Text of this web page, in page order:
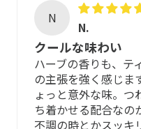
たハーブのみ使用。
ク）や有機栽培の認証マ
リエン品質」こそが私た
※ESCOP (European
Phytotherapy)は、欧州
HMPC (Committee of
州医薬品庁(European
慮していますが、すべて
けではありません。ご心
にご相談の上で使用いた
以下の場合は、
過去に、製品に含ま
N
N.
クールな味わい
ハーブの香りも、テ
の主張を強く感じま
ょっと意外な味。つ
ち着かせる配合なの
不調の時とかスッキ